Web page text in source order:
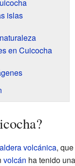
islas
en Cuicocha
volcánica,
volcán ha tenido